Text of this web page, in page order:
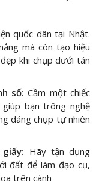
quốc dân tại Nhật.
mà còn tạo hiệu
khi chụp dưới tán
số: Cầm một chiếc
bạn trông nghệ
dáng chụp tự nhiên
Hãy tận dụng
đất để làm đạo cụ,
trên cành